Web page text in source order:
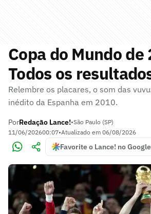
Copa do Mundo de
Todos os
Relembre os placares, o som das
inédito da Espanha em 2010.
PorRedação Lance!•São Paulo (SP)
11/06/202600:07•Atualizado em 06/08/2026
Favorite o Lance! no Google